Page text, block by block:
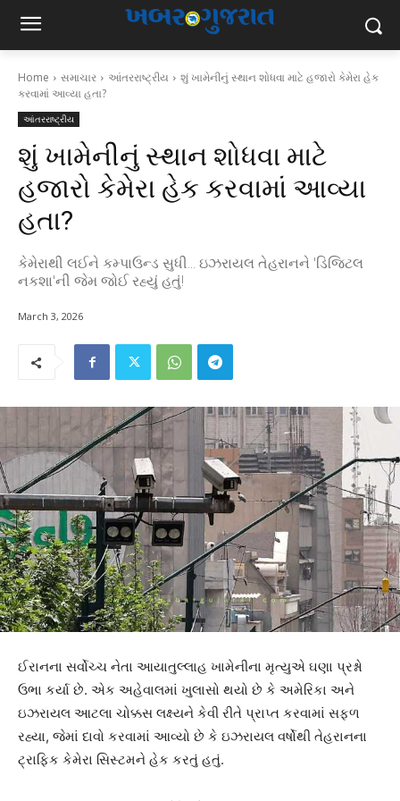
Home સમાચાર આંતરરાષ્ટ્રીય
શું ખામેનીનું સ્થાન શોધવા માટે હજારો કેમેરા હેક
કરવામાં આવ્યા હતા?
આંતરરાષ્ટ્રીય
શું ખામેનીનું સ્થાન શોધવા માટે
હજારો કેમેરા હેક કરવામાં આવ્યા
હતા?
કેમેરાથી લઈને કમ્પાઉન્ડ સુધી... ઇઝરાયલ તેહરાનને 'ડિજિટલ
નકશા'ની જેમ જોઈ રહ્યું હતું!
March 3, 2026
ઈરાનના સર્વોચ્ચ નેતા આયાતુલ્લાહ ખામેનીના મૃત્યુએ ઘણા પ્રશ્નો
ઉભા કર્યા છે. એક અહેવાલમાં ખુલાસો થયો છે કે અમેરિકા અને
ઇઝરાયલ આટલા ચોક્કસ લક્ષ્યને કેવી રીતે પ્રાપ્ત કરવામાં સફળ
રહ્યા, જેમાં દાવો કરવામાં આવ્યો છે કે ઇઝરાયલ વર્ષોથી તેહરાનના
ટ્રાફિક કેમેરા સિસ્ટમને હેક કરતું હતું.